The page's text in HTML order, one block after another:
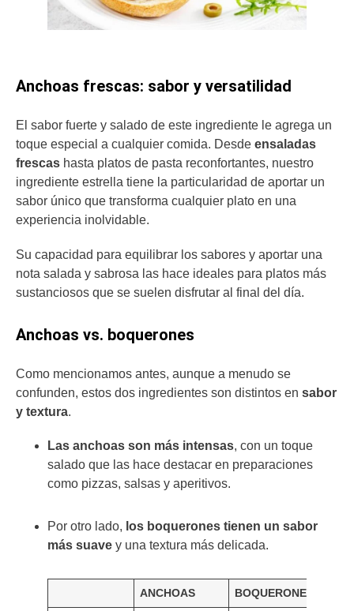
Anchoas frescas: sabor y versatilidad
El sabor fuerte y salado de este ingrediente le agrega un
toque especial a cualquier comida. Desde ensaladas
frescas hasta platos de pasta reconfortantes, nuestro
ingrediente estrella tiene la particularidad de aportar un
sabor único que transforma cualquier plato en una
experiencia inolvidable.
Su capacidad para equilibrar los sabores y aportar una
nota salada y sabrosa las hace ideales para platos más
sustanciosos que se suelen disfrutar al final del día.
Anchoas vs. boquerones
Como mencionamos antes, aunque a menudo se
confunden, estos dos ingredientes son distintos en sabor
y textura.
Las anchoas son más intensas, con un toque
salado que las hace destacar en preparaciones
como pizzas, salsas y aperitivos.
Por otro lado, los boquerones tienen un sabor
más suave y una textura más delicada.
ANCHOAS BOQUERONES